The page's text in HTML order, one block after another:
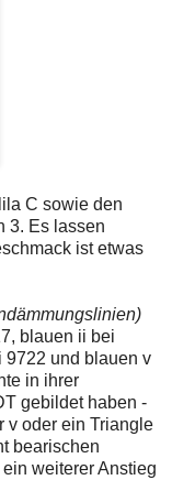
C sowie den
3. Es lassen
ist etwas
blauen ii bei
9722 und blauen v
in ihrer
gebildet haben -
v oder ein Triangle
bearischen
weiterer Anstieg